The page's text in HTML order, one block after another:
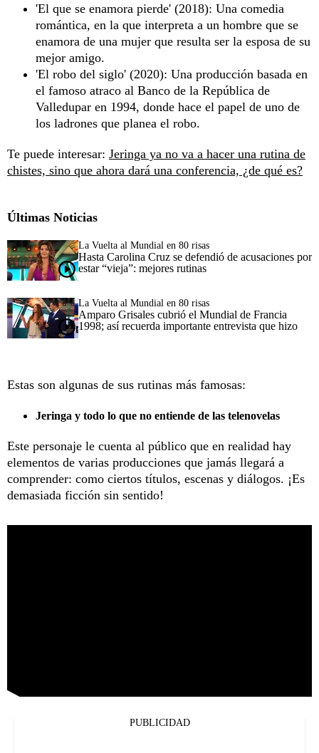
'El que se enamora pierde' (2018): Una comedia
romántica, en la que interpreta a un hombre que se
enamora de una mujer que resulta ser la esposa de su
mejor amigo.
'El robo del siglo' (2020): Una producción basada en
el famoso atraco al Banco de la República de
Valledupar en 1994, donde hace el papel de uno de
los ladrones que planea el robo.
Te puede interesar: Jeringa ya no va a hacer una rutina de
chistes, sino que ahora dará una conferencia, ¿de qué es?
Últimas Noticias
La Vuelta al Mundial en 80 risas
Hasta Carolina Cruz se defendió de acusaciones por
estar “vieja”: mejores rutinas
La Vuelta al Mundial en 80 risas
Amparo Grisales cubrió el Mundial de Francia
1998; así recuerda importante entrevista que hizo
Estas son algunas de sus rutinas más famosas:
Jeringa y todo lo que no entiende de las telenovelas
Este personaje le cuenta al público que en realidad hay
elementos de varias producciones que jamás llegará a
comprender: como ciertos títulos, escenas y diálogos. ¡Es
demasiada ficción sin sentido!
PUBLICIDAD